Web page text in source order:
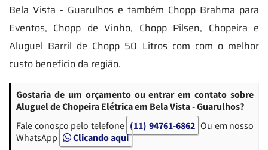
Bela Vista - Guarulhos e também Chopp Brahma para
Eventos, Chopp de Vinho, Chopp Pilsen, Chopeira e
Aluguel Barril de Chopp 50 Litros com com o melhor
custo benefício da região.
Gostaria de um orçamento ou entrar em contato sobre
Aluguel de Chopeira Elétrica em Bela Vista - Guarulhos?
Fale conosco pelo telefone (11) 94761-6862 Ou em nosso
WhatsApp
Clicando aqui